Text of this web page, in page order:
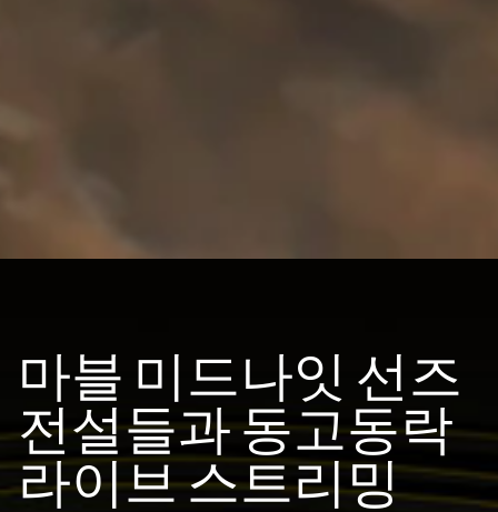
마블 미드나잇 선즈
전설들과 동고동락
라이브 스트리밍